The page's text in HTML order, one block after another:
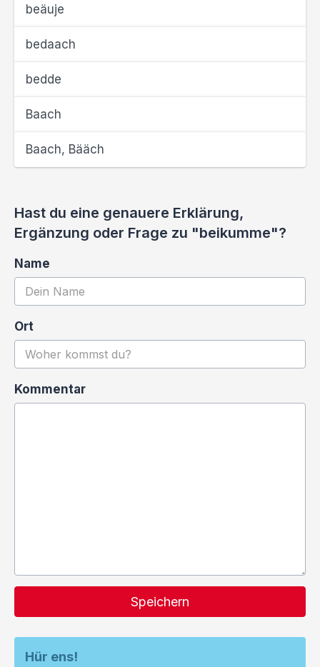
beäuje
bedaach
bedde
Baach
Baach, Bääch
Hast du eine genauere Erklärung,
Ergänzung oder Frage zu "beikumme"?
Name
Ort
Kommentar
Speichern
Hür ens!